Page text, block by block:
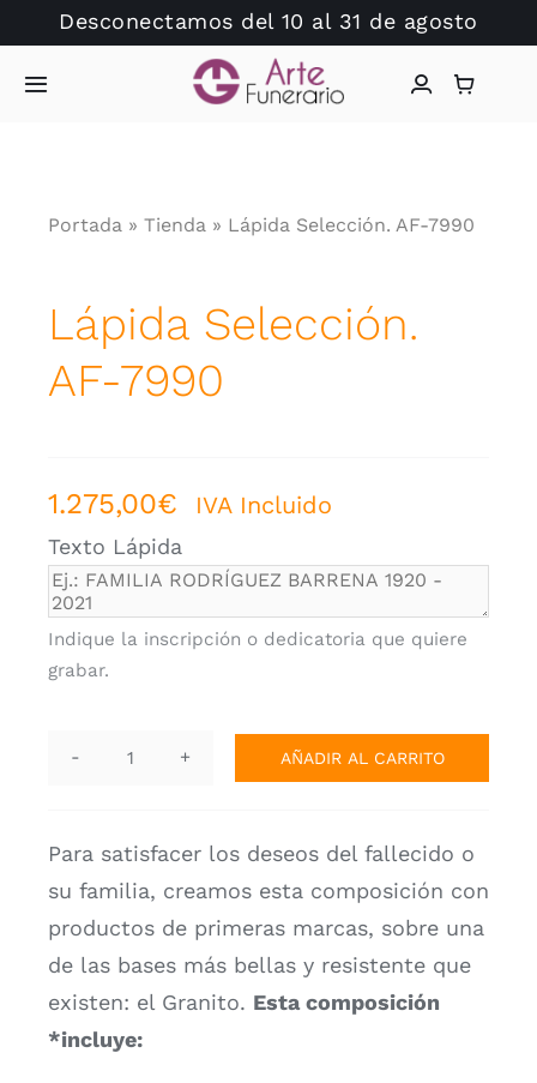
Saltar
contenido
Desconectamos del 10 al 31 de agosto
Toggle
Arte Funerario
Tienda
Portada» Tienda» Lápida Selección. AF-7990
Lápida Selección.
AF-7990
1.275,00€ IVA Incluido
Texto Lápida
Indique la inscripción o dedicatoria que quiere
grabar.
Lápida
7990
cantidad
AÑADIR AL CARRITO
Para satisfacer los deseos del fallecido o
su familia, creamos esta composición con
productos de primeras marcas, sobre una
de las bases más bellas y resistente que
existen: el Granito. Esta composición
*incluye: